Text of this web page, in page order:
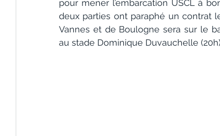
pour mener l’embarcation USCL à
deux parties ont paraphé un contrat
Vannes et de Boulogne sera sur le
au stade Dominique Duvauchelle